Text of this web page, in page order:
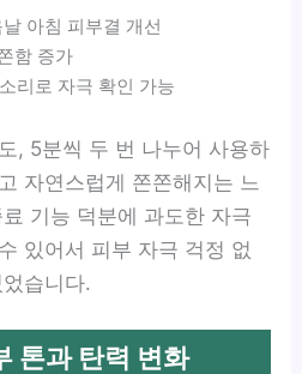
아침 피부결 개선
함 증가
리로 자극 확인 가능
, 5분씩 두 번 나누어 사용하
자연스럽게 쫀쫀해지는 느
기능 덕분에 과도한 자극
있어서 피부 자극 걱정 없
습니다.
톤과 탄력 변화